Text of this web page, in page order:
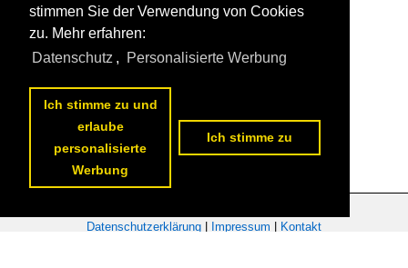
Datenschutzerklärung Impressum Kontakt
stimmen Sie der Verwendung von Cookies
zu. Mehr erfahren:
Datenschutz , Personalisierte Werbung
Ich stimme zu und
erlaube
personalisierte
Werbung
Ich stimme zu